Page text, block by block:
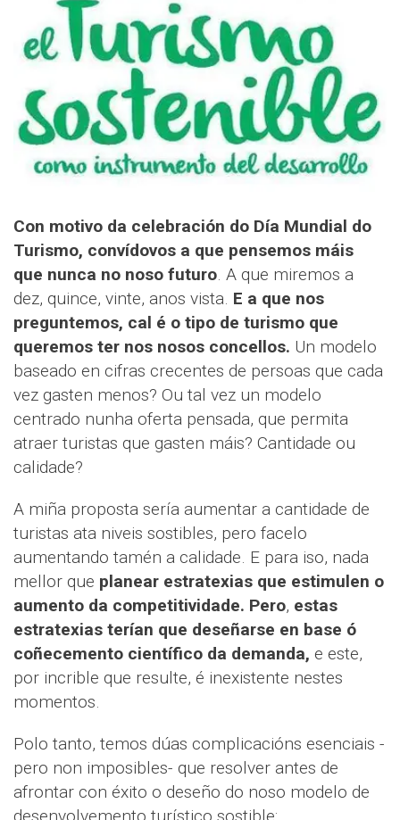
Con motivo da celebración do Día Mundial do
Turismo, convídovos a que pensemos máis
que nunca no noso futuro. A que miremos a
dez, quince, vinte, anos vista. E a que nos
preguntemos, cal é o tipo de turismo que
queremos ter nos nosos concellos. Un modelo
baseado en cifras crecentes de persoas que cada
vez gasten menos? Ou tal vez un modelo
centrado nunha oferta pensada, que permita
atraer turistas que gasten máis? Cantidade ou
calidade?
A miña proposta sería aumentar a cantidade de
turistas ata niveis sostibles, pero facelo
aumentando tamén a calidade. E para iso, nada
mellor que planear estratexias que estimulen o
aumento da competitividade. Pero, estas
estratexias terían que deseñarse en base ó
coñecemento científico da demanda, e este,
por incrible que resulte, é inexistente nestes
momentos.
Polo tanto, temos dúas complicacións esenciais -
pero non imposibles- que resolver antes de
afrontar con éxito o deseño do noso modelo de